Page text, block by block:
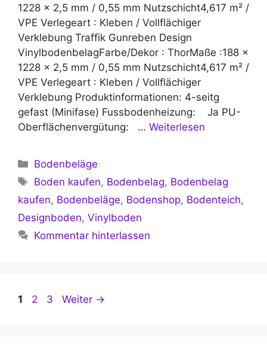
1228 x 2,5 mm / 0,55 mm Nutzschicht4,617 m² /
VPE Verlegeart : Kleben / Vollflächiger
Verklebung Traffik Gunreben Design
VinylbodenbelagFarbe/Dekor : ThorMaße :188 x
1228 x 2,5 mm / 0,55 mm Nutzschicht4,617 m² /
VPE Verlegeart : Kleben / Vollflächiger
Verklebung Produktinformationen: 4-seitg
gefast (Minifase) Fussbodenheizung: Ja PU-
Oberflächenvergütung: … Weiterlesen
Kategorien
Bodenbeläge
Schlagwörter
Boden kaufen, Bodenbelag, Bodenbelag
kaufen, Bodenbeläge, Bodenshop, Bodenteich,
Designboden, Vinylboden
Kommentar hinterlassen
Seite
1 Seite
2 Seite
3 Weiter →